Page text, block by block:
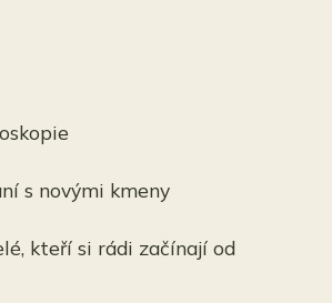
s novými kmeny
kteří si rádi začínají od